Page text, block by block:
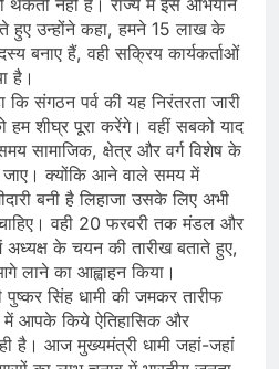
थकती नहीं है। राज्य में इस अभियान
हुए उन्होंने कहा, हमने 15 लाख के
बनाए हैं, वही सक्रिय कार्यकर्ताओं
है।
संगठन पर्व की यह निरंतरता जारी
हम शीघ्र पूरा करेंगे। वहीं सबको याद
सामाजिक, क्षेत्र और वर्ग विशेष के
जाए। क्योंकि आने वाले समय में
बनी है लिहाजा उसके लिए अभी
वही 20 फरवरी तक मंडल और
के चयन की तारीख बताते हुए,
लाने का आह्वाहन किया।
सिंह धामी की जमकर तारीफ
में आपके किये ऐतिहासिक और
है। आज मुख्यमंत्री धामी जहां-जहां